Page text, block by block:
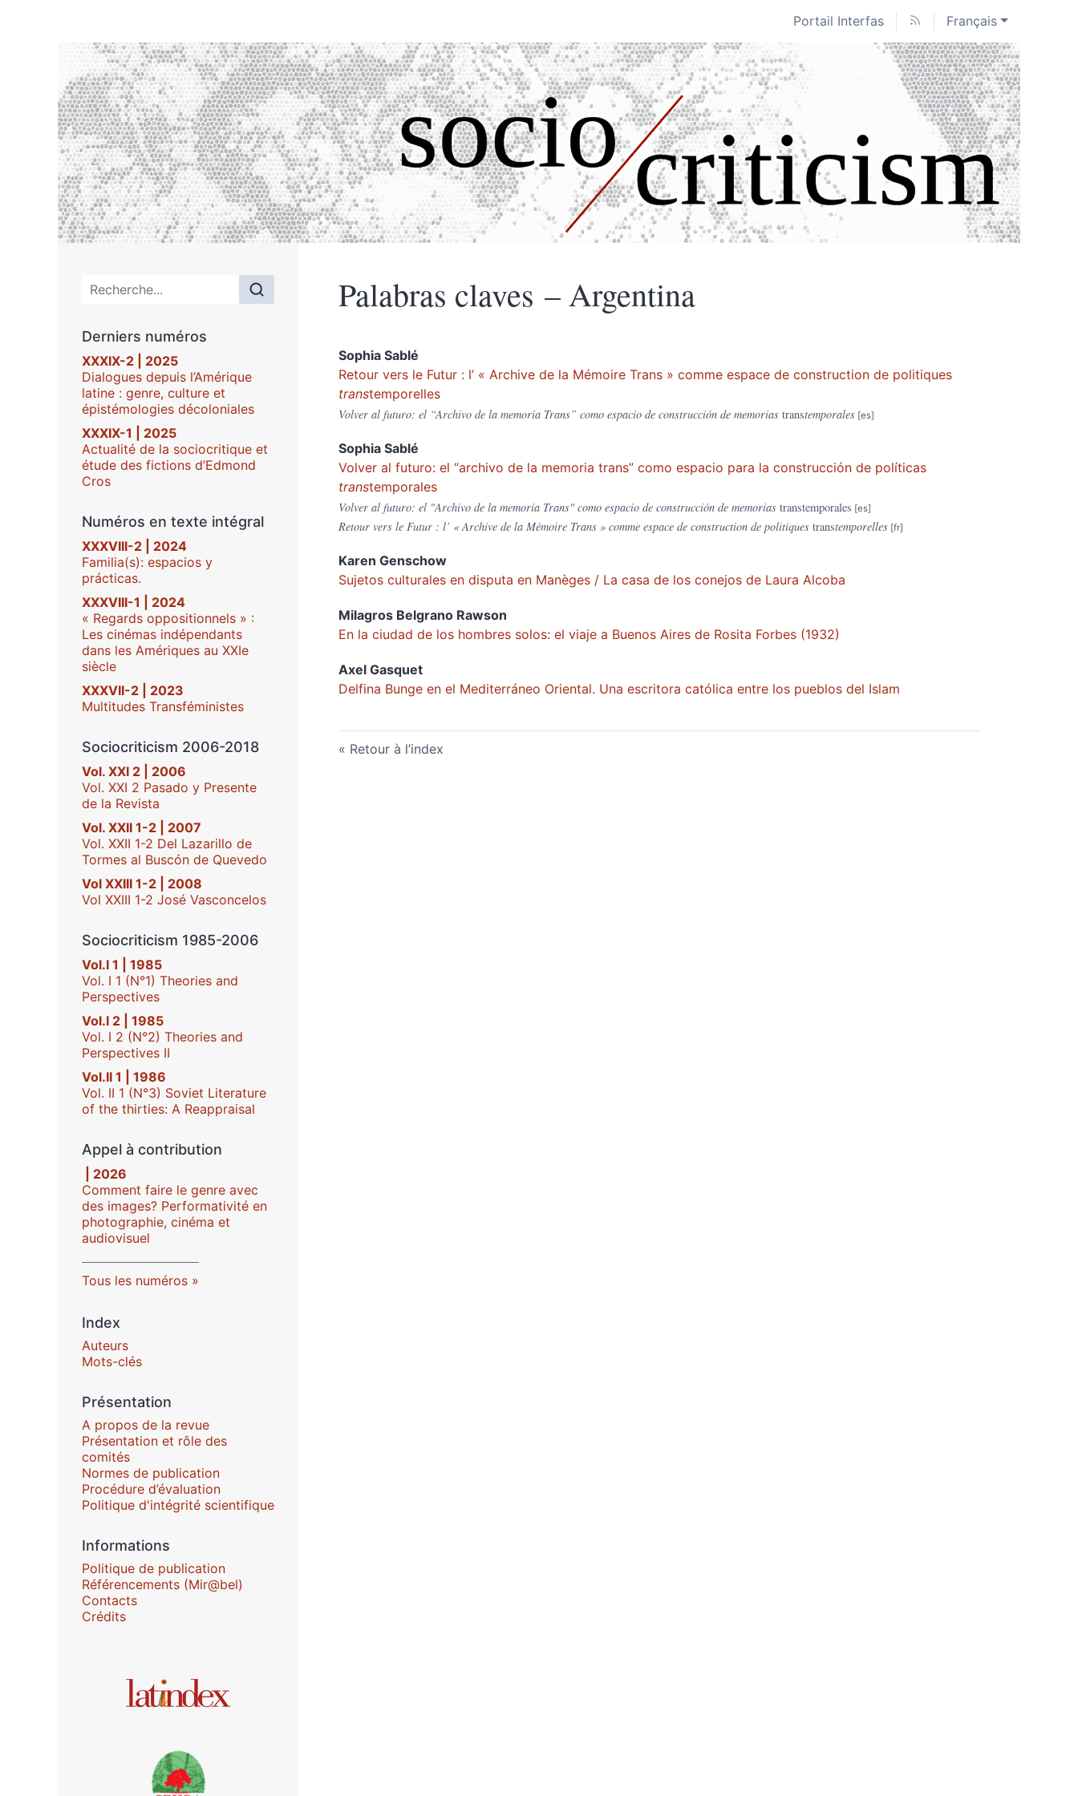
Portail Interfas Français
Menu principal
Derniers numéros
XXXIX-2 | 2025
Dialogues depuis l’Amérique
latine : genre, culture et
épistémologies décoloniales
XXXIX-1 | 2025
Actualité de la sociocritique et
étude des fictions d’Edmond
Cros
Numéros en texte intégral
XXXVIII-2 | 2024
Familia(s): espacios y
prácticas.
XXXVIII-1 | 2024
« Regards oppositionnels » :
Les cinémas indépendants
dans les Amériques au XXIe
siècle
XXXVII-2 | 2023
Multitudes Transféministes
Sociocriticism 2006-2018
Vol. XXI 2 | 2006
Vol. XXI 2 Pasado y Presente
de la Revista
Vol. XXII 1-2 | 2007
Vol. XXII 1-2 Del Lazarillo de
Tormes al Buscón de Quevedo
Vol XXIII 1-2 | 2008
Vol XXIII 1-2 José Vasconcelos
Sociocriticism 1985-2006
Vol.I 1 | 1985
Vol. I 1 (N°1) Theories and
Perspectives
Vol.I 2 | 1985
Vol. I 2 (N°2) Theories and
Perspectives II
Vol.II 1 | 1986
Vol. II 1 (N°3) Soviet Literature
of the thirties: A Reappraisal
Appel à contribution
| 2026
Comment faire le genre avec
des images? Performativité en
photographie, cinéma et
audiovisuel
Tous les numéros
Index
Auteurs
Mots-clés
Présentation
A propos de la revue
Présentation et rôle des
comités
Normes de publication
Procédure d’évaluation
Politique d'intégrité scientifique
Informations
Politique de publication
Référencements (Mir@bel)
Contacts
Crédits
Affiliations/partenaires
Palabras claves – Argentina
Sophia Sablé
Retour vers le Futur : l’ « Archive de la Mémoire Trans » comme espace de construction de politiques
transtemporelles
Volver al futuro: el “Archivo de la memoria Trans” como espacio de construcción de memorias transtemporales
Sophia Sablé
Volver al futuro: el “archivo de la memoria trans” como espacio para la construcción de políticas
transtemporales
Volver al futuro: el "Archivo de la memoria Trans" como espacio de construcción de memorias transtemporales
Retour vers le Futur : l’ « Archive de la Mémoire Trans » comme espace de construction de politiques transtemporelles
Karen Genschow
Sujetos culturales en disputa en Manèges / La casa de los conejos de Laura Alcoba
Milagros Belgrano Rawson
En la ciudad de los hombres solos: el viaje a Buenos Aires de Rosita Forbes (1932)
Axel Gasquet
Delfina Bunge en el Mediterráneo Oriental. Una escritora católica entre los pueblos del Islam
Retour à l’index